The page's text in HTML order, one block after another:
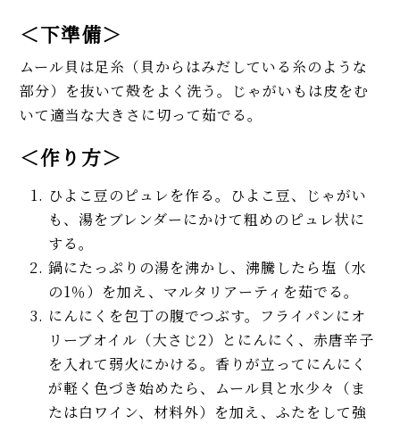
＜下準備＞
ムール貝は足糸（貝からはみだしている糸のような
部分）を抜いて殻をよく洗う。じゃがいもは皮をむ
いて適当な大きさに切って茹でる。
＜作り方＞
ひよこ豆のピュレを作る。ひよこ豆、じゃがい
も、湯をブレンダーにかけて粗めのピュレ状に
する。
鍋にたっぷりの湯を沸かし、沸騰したら塩（水
の1％）を加え、マルタリアーティを茹でる。
にんにくを包丁の腹でつぶす。フライパンにオ
リーブオイル（大さじ2）とにんにく、赤唐辛子
を入れて弱火にかける。香りが立ってにんにく
が軽く色づき始めたら、ムール貝と水少々（ま
たは白ワイン、材料外）を加え、ふたをして強